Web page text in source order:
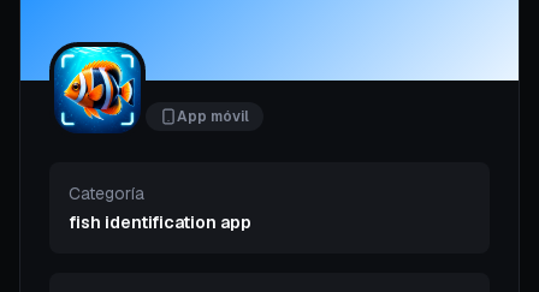
App móvil
Categoría
fish identification app